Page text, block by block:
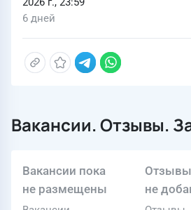
6 дней
Вакансии. Отзывы.
Вакансии пока
не размещены
не